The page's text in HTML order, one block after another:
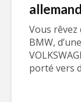
Vous rêvez
BMW,
porté vers